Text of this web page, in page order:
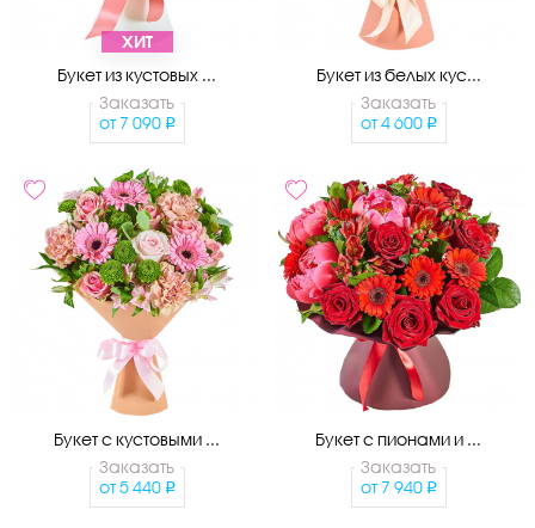
ХИТ
Букет из кустовых ...
Заказать
от 7 090
Букет из белых кус...
Заказать
от 4 600
Букет с кустовыми ...
Заказать
от 5 440
Букет с пионами и ...
Заказать
от 7 940